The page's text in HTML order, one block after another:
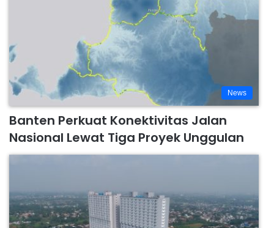
News
Banten Perkuat Konektivitas Jalan
Nasional Lewat Tiga Proyek Unggulan